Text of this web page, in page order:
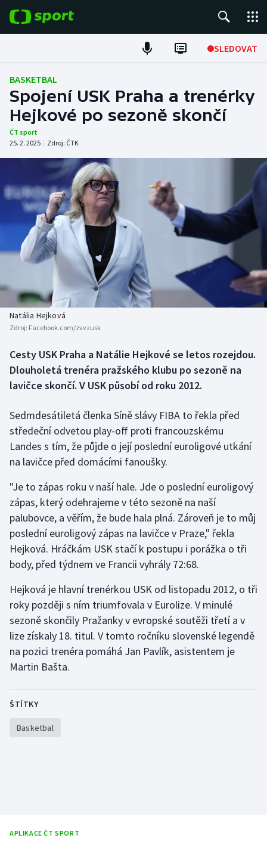
SLEDOVAT
Fotbal
Hokej
Tenis
Atletika
Cyklistika
DALŠÍ SPORTY
Americký fotbal
Baseball a softbal
Basketbal
Biatlon
Boby a skeleton
Box
Curling
Dostihy
Futsal
Golf
Gymnastika
Házená
Jezdectví
Judo
Lezení
Lyže a snowboard
NEPŘEHLÉDNĚTE
Historické návraty
Aplikace ČT sport
AZ kvíz
BASKETBAL
Spojení USK Praha a trenérky
Hejkové po sezoně skončí
ČT sport
25. 2. 2025 | Zdroj: ČTK
Natália Hejková
Zdroj: Facebook.com/zvvzusk
Cesty USK Praha a Natálie Hejkové se letos rozejdou.
Dlouholetá trenéra pražského klubu po sezoně na
lavičce skončí. V USK působí od roku 2012.
Sedmdesátiletá členka Síně slávy FIBA to řekla před
středeční odvetou play-off proti francouzskému
Landes s tím, že půjde o její poslední euroligové utkání
na lavičce před domácími fanoušky.
"Je to zápas roku v naší hale. Jde o poslední euroligový
zápas, který odehrajeme v této sezoně na naší
palubovce, a věřím, že bude hala plná. Zároveň je to můj
poslední euroligový zápas na lavičce v Praze," řekla
Hejková. Hráčkám USK stačí k postupu i porážka o tři
body, před týdnem ve Francii vyhrály 72:68.
Hejková je hlavní trenérkou USK od listopadu 2012, o tři
roky později s ním triumfovala v Eurolize. V minulé
sezoně skončily Pražanky v evropské soutěži třetí a v
lize získaly 18. titul. V tomto ročníku slovenské legendě
na pozici trenéra pomáhá Jan Pavlík, asistentem je
Martin Bašta.
ŠTÍTKY
Basketbal
APLIKACE ČT SPORT